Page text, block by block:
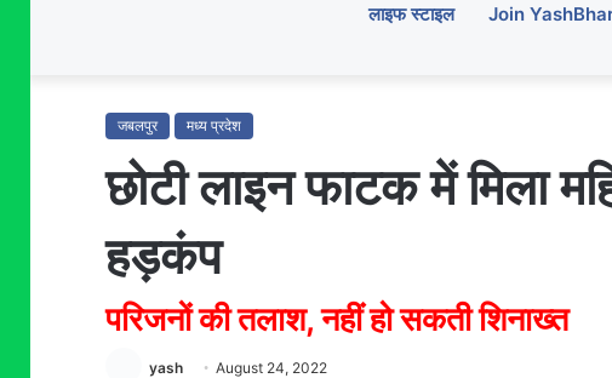
main
लाइफ स्टाइल Join
जबलपुर मध्य प्रदेश
छोटी लाइन फाटक में मिला
हड़कंप
परिजनों की तलाश, नहीं हो सकती शिनाख्त
yash August 24, 2022